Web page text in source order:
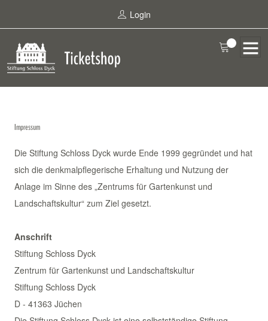
Login
Impressum
Die Stiftung Schloss Dyck wurde Ende 1999 gegründet und hat
sich die denkmalpflegerische Erhaltung und Nutzung der
Anlage im Sinne des „Zentrums für Gartenkunst und
Landschaftskultur“ zum Ziel gesetzt.
Anschrift
Stiftung Schloss Dyck
Zentrum für Gartenkunst und Landschaftskultur
Stiftung Schloss Dyck
D - 41363 Jüchen